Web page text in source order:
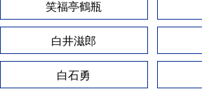
笑福亭鶴瓶
白井滋郎
白石勇